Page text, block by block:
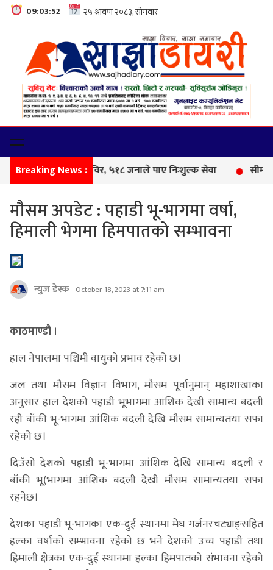
09:03:53
Breaking News :
मौसम अपडेट : पहाडी भू-भागमा वर्षा,
हिमाली भेगमा हिमपातको सम्भावना
न्युज डेस्क October 18, 2023 at 7:11 am
काठमाण्डौ ।
हाल नेपालमा पश्चिमी वायुको प्रभाव रहेको छ।
जल तथा मौसम विज्ञान विभाग, मौसम पूर्वानुमान् महाशाखाका
अनुसार हाल देशको पहाडी भूभागमा आंशिक देखी सामान्य बदली
रही बाँकी भू-भागमा आंशिक बदली देखि मौसम सामान्यतया सफा
रहेको छ।
दिउँसो देशको पहाडी भू-भागमा आंशिक देखि सामान्य बदली र
बाँकी भू(भागमा आंशिक बदली देखी मौसम सामान्यतया सफा
रहनेछ।
देशका पहाडी भू-भागका एक-दुई स्थानमा मेघ गर्जनरचट्याङ्सहित
हल्का वर्षाको सम्भावना रहेको छ भने देशको उच्च पहाडी तथा
हिमाली क्षेत्रका एक-दुई स्थानमा हल्का हिमपातको संभावना रहेको